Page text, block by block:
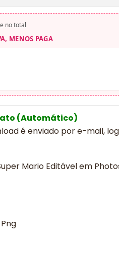
no total
MENOS PAGA
(Automático)
é enviado por e-mail,
Mario Editável em